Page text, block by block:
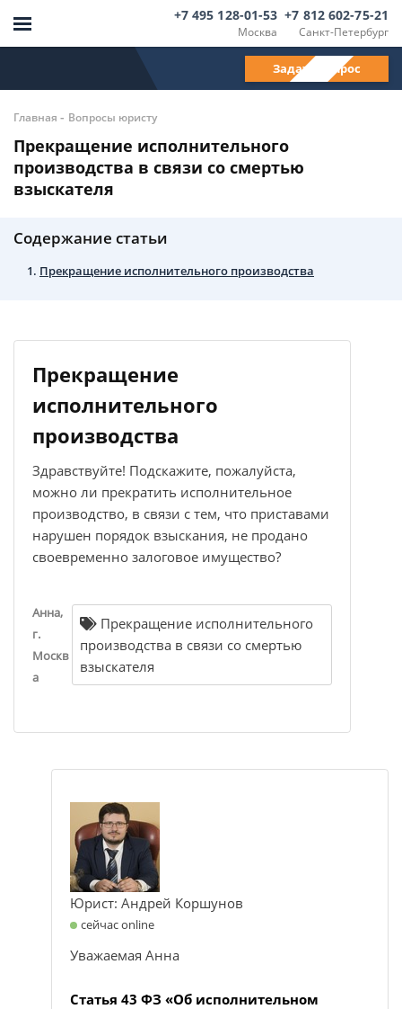
Москва
+7 495 128-01-53
Санкт-Петербург
+7 812 602-75-21
Задать вопрос
Главная - Вопросы юристу
Прекращение исполнительного
производства в связи со смертью
взыскателя
Содержание статьи
Прекращение исполнительного производства
Прекращение
исполнительного
производства
Здравствуйте! Подскажите, пожалуйста,
можно ли прекратить исполнительное
производство, в связи с тем, что приставами
нарушен порядок взыскания, не продано
своевременно залоговое имущество?
Анна,
г.
Москв
а
Прекращение исполнительного
производства в связи со смертью
взыскателя
Юрист: Андрей Коршунов
сейчас online
Уважаемая Анна
Статья 43 ФЗ «Об исполнительном